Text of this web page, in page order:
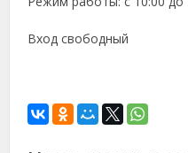
Вход свободный